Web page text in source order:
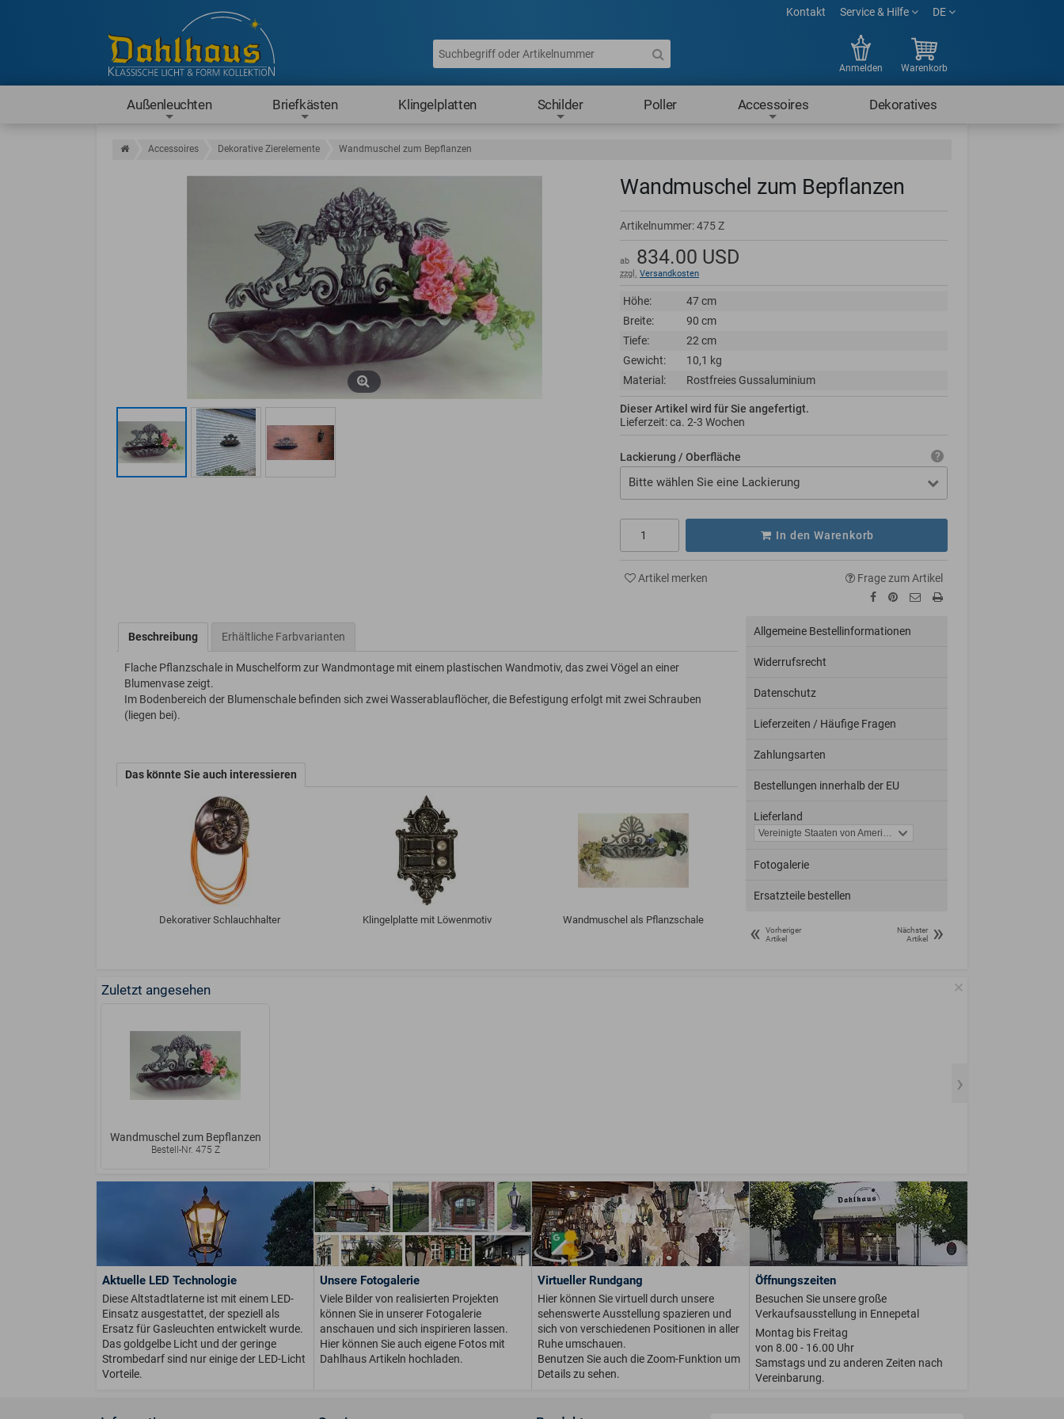
Kontakt Service & Hilfe DE
Anmelden Warenkorb
Außenleuchten Briefkästen Klingelplatten Schilder Poller Accessoires Dekoratives
Accessoires Dekorative Zierelemente Wandmuschel zum Bepflanzen
Wandmuschel zum Bepflanzen
Artikelnummer:475 Z
ab 834.00 USD
zzgl. Versandkosten
Höhe:
47 cm
Breite:
90 cm
Tiefe:
22 cm
Gewicht:
10,1 kg
Material:
Rostfreies Gussaluminium
Dieser Artikel wird für Sie angefertigt.
Lieferzeit: ca. 2-3 Wochen
Lackierung / Oberfläche
Bitte wählen Sie eine Lackierung
In den Warenkorb
Artikel merken Frage zum Artikel
Beschreibung Erhältliche Farbvarianten
Flache Pflanzschale in Muschelform zur Wandmontage mit einem plastischen Wandmotiv, das zwei Vögel an einer
Blumenvase zeigt.
Im Bodenbereich der Blumenschale befinden sich zwei Wasserablauflöcher, die Befestigung erfolgt mit zwei Schrauben
(liegen bei).
Das könnte Sie auch interessieren
Dekorativer Schlauchhalter Klingelplatte mit Löwenmotiv Wandmuschel als Pflanzschale
Allgemeine Bestellinformationen
Widerrufsrecht
Datenschutz
Lieferzeiten / Häufige Fragen
Zahlungsarten
Bestellungen innerhalb der EU
Lieferland
Fotogalerie
Ersatzteile bestellen
«
Vorheriger
Artikel
Nächster
Artikel
»
Zuletzt angesehen
Wandmuschel zum Bepflanzen
Bestell-Nr. 475 Z
Aktuelle LED Technologie
Diese Altstadtlaterne ist mit einem LED-
Einsatz ausgestattet, der speziell als
Ersatz für Gasleuchten entwickelt wurde.
Das goldgelbe Licht und der geringe
Strombedarf sind nur einige der LED-Licht
Vorteile.
Unsere Fotogalerie
Viele Bilder von realisierten Projekten
können Sie in unserer Fotogalerie
anschauen und sich inspirieren lassen.
Hier können Sie auch eigene Fotos mit
Dahlhaus Artikeln hochladen.
Virtueller Rundgang
Hier können Sie virtuell durch unsere
sehenswerte Ausstellung spazieren und
sich von verschiedenen Positionen in aller
Ruhe umschauen.
Benutzen Sie auch die Zoom-Funktion um
Details zu sehen.
Öffnungszeiten
Besuchen Sie unsere große
Verkaufsausstellung in Ennepetal
Montag bis Freitag
von 8.00 - 16.00 Uhr
Samstags und zu anderen Zeiten nach
Vereinbarung.